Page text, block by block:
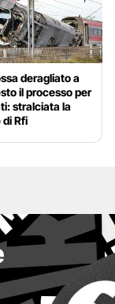
deragliato a
il processo per
stralciata la
di Rfi